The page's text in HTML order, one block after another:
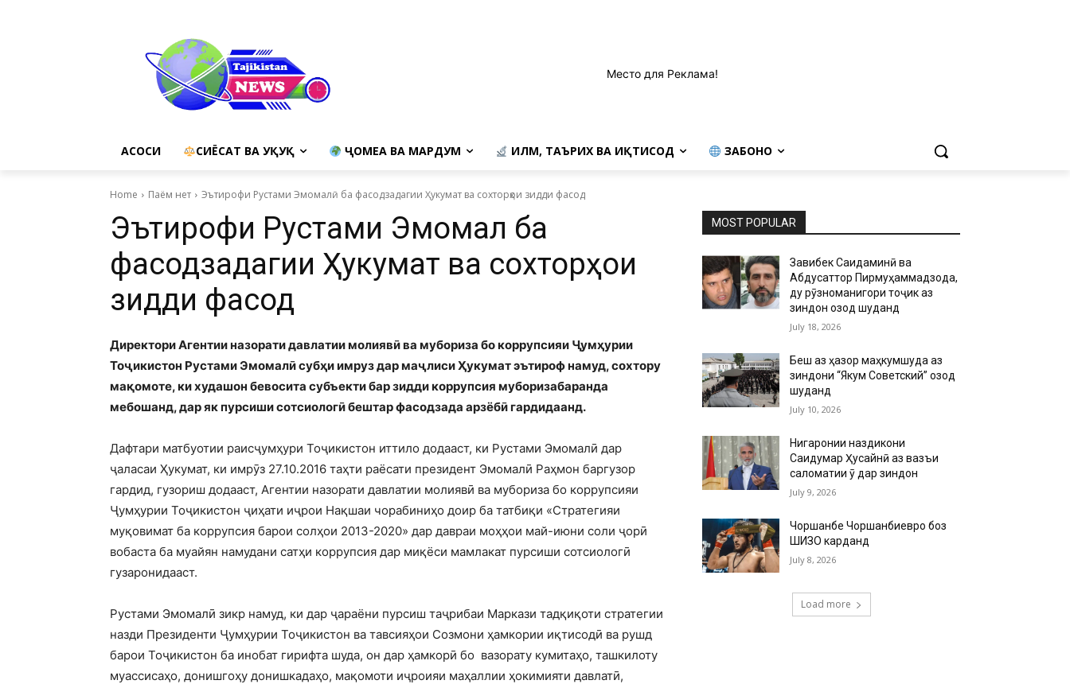
Место для Реклама!
АСОСИ СИЁСАТ ВА ҲУҚУҚ ҶОМЕА ВА МАРДУМ ИЛМ, ТАЪРИХ ВА ИҚТИСОД ЗАБОНҲО
Home Паём нет Эътирофи Рустами Эмомалӣ ба фасодзадагии Ҳукумат ва сохторҳои зидди фасод
Эътирофи Рустами Эмомалӣ ба
фасодзадагии Ҳукумат ва сохторҳои
зидди фасод
Директори Агентии назорати давлатии молиявӣ ва мубориза бо коррупсияи Ҷумҳурии
Тоҷикистон Рустами Эмомалӣ субҳи имруз дар маҷлиси Ҳукумат эътироф намуд, сохтору
мақомоте, ки худашон бевосита субъекти бар зидди коррупсия муборизабаранда
мебошанд, дар як пурсиши сотсиологӣ бештар фасодзада арзёбӣ гардидаанд.
Дафтари матбуотии раисҷумҳури Тоҷикистон иттило додааст, ки Рустами Эмомалӣ дар
ҷаласаи Ҳукумат, ки имрӯз 27.10.2016 таҳти раёсати президент Эмомалӣ Раҳмон баргузор
гардид, гузориш додааст, Агентии назорати давлатии молиявӣ ва мубориза бо коррупсияи
Ҷумҳурии Тоҷикистон ҷиҳати иҷрои Нақшаи чорабиниҳо доир ба татбиқи «Стратегияи
муқовимат ба коррупсия барои солҳои 2013-2020» дар давраи моҳҳои май-июни соли ҷорӣ
вобаста ба муайян намудани сатҳи коррупсия дар миқёси мамлакат пурсиши сотсиологӣ
гузаронидааст.
Рустами Эмомалӣ зикр намуд, ки дар ҷараёни пурсиш таҷрибаи Маркази тадқиқоти стратегии
назди Президенти Ҷумҳурии Тоҷикистон ва тавсияҳои Созмони ҳамкории иқтисодӣ ва рушд
барои Тоҷикистон ба инобат гирифта шуда, он дар ҳамкорӣ бо вазорату кумитаҳо, ташкилоту
муассисаҳо, донишгоҳу донишкадаҳо, мақомоти иҷроияи маҳаллии ҳокимияти давлатӣ,
MOST POPULAR
Завқибек Саидаминӣ ва
Абдусаттор Пирмуҳаммадзода,
ду рӯзноманигори тоҷик аз
зиндон озод шуданд
July 18, 2026
Беш аз ҳазор маҳкумшуда аз
зиндони “Якум Советский” озод
шуданд
July 10, 2026
Нигаронии наздикони
Саидумар Ҳусайнӣ аз вазъи
саломатии ӯ дар зиндон
July 9, 2026
Чоршанбе Чоршанбиевро боз
ШИЗО карданд
July 8, 2026
Load more